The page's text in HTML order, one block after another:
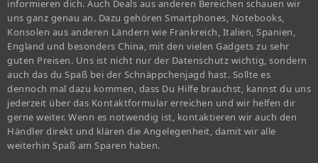
informieren dich. Auch Deals aus anderen Bereichen schauen wir
uns ganz genau an. Dazu gehören Smartphones, Notebooks,
Konsolen aus anderen Ländern wie Frankreich, Italien, Spanien,
England und besonders China, mit den vielen Gadgets zu sehr
guten Preisen. Uns ist nicht nur der Datenschutz wichtig, sondern
auch das du Spaß bei der Schnäppchenjagd hast. Sollte es
dennoch mal dazu kommen, dass Du Hilfe brauchst, kannst du uns
jederzeit über das Kontaktformular erreichen und wir helfen dir
gerne weiter. Wenn es notwendig ist, kontaktieren wir auch den
Händler direkt und klären die Angelegenheit, damit wir alle
weiterhin Spaß am Sparen haben.